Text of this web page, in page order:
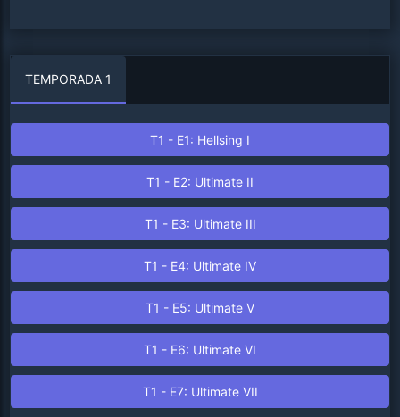
TEMPORADA 1
T1 - E1: Hellsing I
T1 - E2: Ultimate II
T1 - E3: Ultimate III
T1 - E4: Ultimate IV
T1 - E5: Ultimate V
T1 - E6: Ultimate VI
T1 - E7: Ultimate VII